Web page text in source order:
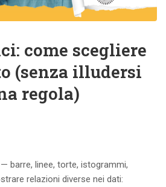
come scegliere
(senza illudersi
regola)
barre, linee, torte, istogrammi,
relazioni diverse nei dati: